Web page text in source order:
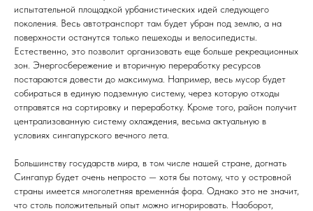
испытательной площадкой урбанистических идей следующего
поколения. Весь автотранспорт там будет убран под землю, а на
поверхности останутся только пешеходы и велосипедисты.
Естественно, это позволит организовать еще больше рекреационных
зон. Энергосбережение и вторичную переработку ресурсов
постараются довести до максимума. Например, весь мусор будет
собираться в единую подземную систему, через которую отходы
отправятся на сортировку и переработку. Кроме того, район получит
централизованную систему охлаждения, весьма актуальную в
условиях сингапурского вечного лета.
Большинству государств мира, в том числе нашей стране, догнать
Сингапур будет очень непросто — хотя бы потому, что у островной
страны имеется многолетняя временна́я фора. Однако это не значит,
что столь положительный опыт можно игнорировать. Наоборот,